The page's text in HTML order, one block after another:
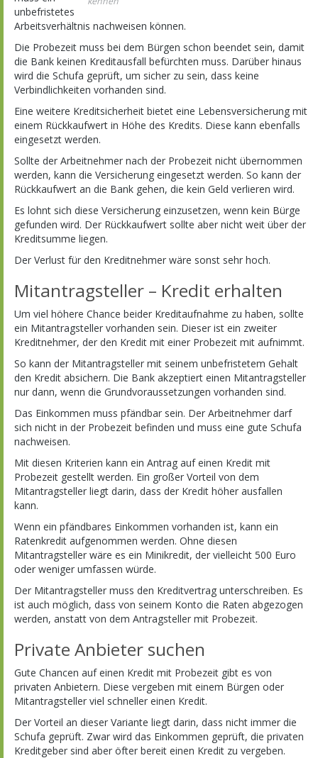
unbefristetes
Arbeitsverhältnis nachweisen können.
Die Probezeit muss bei dem Bürgen schon beendet sein, damit
die Bank keinen Kreditausfall befürchten muss. Darüber hinaus
wird die Schufa geprüft, um sicher zu sein, dass keine
Verbindlichkeiten vorhanden sind.
Eine weitere Kreditsicherheit bietet eine Lebensversicherung mit
einem Rückkaufwert in Höhe des Kredits. Diese kann ebenfalls
eingesetzt werden.
Sollte der Arbeitnehmer nach der Probezeit nicht übernommen
werden, kann die Versicherung eingesetzt werden. So kann der
Rückkaufwert an die Bank gehen, die kein Geld verlieren wird.
Es lohnt sich diese Versicherung einzusetzen, wenn kein Bürge
gefunden wird. Der Rückkaufwert sollte aber nicht weit über der
Kreditsumme liegen.
Der Verlust für den Kreditnehmer wäre sonst sehr hoch.
Mitantragsteller – Kredit erhalten
Um viel höhere Chance beider Kreditaufnahme zu haben, sollte
ein Mitantragsteller vorhanden sein. Dieser ist ein zweiter
Kreditnehmer, der den Kredit mit einer Probezeit mit aufnimmt.
So kann der Mitantragsteller mit seinem unbefristetem Gehalt
den Kredit absichern. Die Bank akzeptiert einen Mitantragsteller
nur dann, wenn die Grundvoraussetzungen vorhanden sind.
Das Einkommen muss pfändbar sein. Der Arbeitnehmer darf
sich nicht in der Probezeit befinden und muss eine gute Schufa
nachweisen.
Mit diesen Kriterien kann ein Antrag auf einen Kredit mit
Probezeit gestellt werden. Ein großer Vorteil von dem
Mitantragsteller liegt darin, dass der Kredit höher ausfallen
kann.
Wenn ein pfändbares Einkommen vorhanden ist, kann ein
Ratenkredit aufgenommen werden. Ohne diesen
Mitantragsteller wäre es ein Minikredit, der vielleicht 500 Euro
oder weniger umfassen würde.
Der Mitantragsteller muss den Kreditvertrag unterschreiben. Es
ist auch möglich, dass von seinem Konto die Raten abgezogen
werden, anstatt von dem Antragsteller mit Probezeit.
Private Anbieter suchen
Gute Chancen auf einen Kredit mit Probezeit gibt es von
privaten Anbietern. Diese vergeben mit einem Bürgen oder
Mitantragsteller viel schneller einen Kredit.
Der Vorteil an dieser Variante liegt darin, dass nicht immer die
Schufa geprüft. Zwar wird das Einkommen geprüft, die privaten
Kreditgeber sind aber öfter bereit einen Kredit zu vergeben.